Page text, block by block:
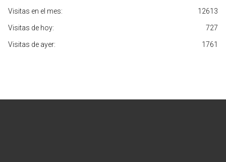
12613
Visitas en el mes:
727
Visitas de hoy:
1761
Visitas de ayer: